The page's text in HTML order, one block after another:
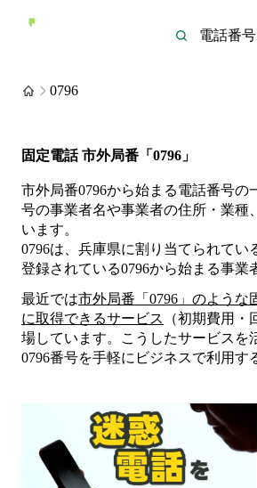
0796
固定電話 市外局番「0796」
市外局番0796から始まる電話番号の
号の事業者名や事業者の住所・業種
います。
0796は、兵庫県に割り当てられてい
登録されている0796から始まる事業
最近では市外局番「 0796 」のような
に取得できるサービス
（初期費用
場しています。こうしたサービスを
0796番号を手軽にビジネスで利用す